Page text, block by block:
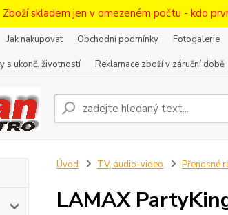
Zboží skladem jen v omezeném počtu - kdo
Jak nakupovat Obchodní podmínky Fotogalerie
s ukonč. životností Reklamace zboží v záruční době
Úvod TV, audio-video Přenosné
LAMAX